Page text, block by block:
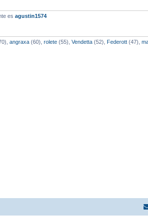
es agustin1574
angraxa (60), rolete (55), Vendetta (52), Federott (47),